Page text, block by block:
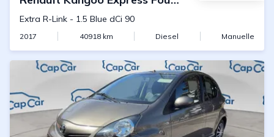
Extra R-Link - 1.5 Blue dCi 90
2017 40918km Diesel Manuelle